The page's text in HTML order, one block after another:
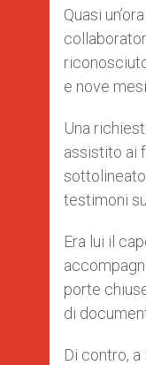
Quasi
e nove
Una
assistito ai
testimoni
Era lui il
porte
di
Di contro,